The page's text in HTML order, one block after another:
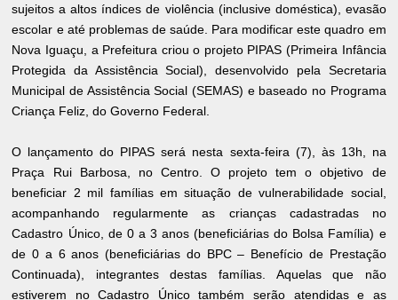
sujeitos a altos índices de violência (inclusive doméstica), evasão
escolar e até problemas de saúde. Para modificar este quadro em
Nova Iguaçu, a Prefeitura criou o projeto PIPAS (Primeira Infância
Protegida da Assistência Social), desenvolvido pela Secretaria
Municipal de Assistência Social (SEMAS) e baseado no Programa
Criança Feliz, do Governo Federal.
O lançamento do PIPAS será nesta sexta-feira (7), às 13h, na
Praça Rui Barbosa, no Centro. O projeto tem o objetivo de
beneficiar 2 mil famílias em situação de vulnerabilidade social,
acompanhando regularmente as crianças cadastradas no
Cadastro Único, de 0 a 3 anos (beneficiárias do Bolsa Família) e
de 0 a 6 anos (beneficiárias do BPC – Benefício de Prestação
Continuada), integrantes destas famílias. Aquelas que não
estiverem no Cadastro Único também serão atendidas e as